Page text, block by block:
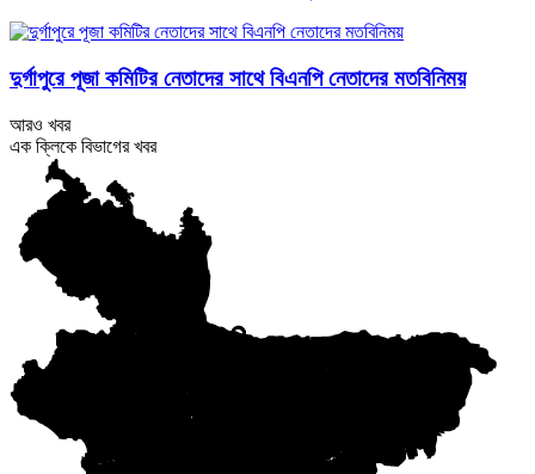
দুর্গাপুরে পূজা কমিটির নেতাদের সাথে বিএনপি নেতাদের মতবিনিময়
আরও খবর
এক ক্লিকে বিভাগের খবর